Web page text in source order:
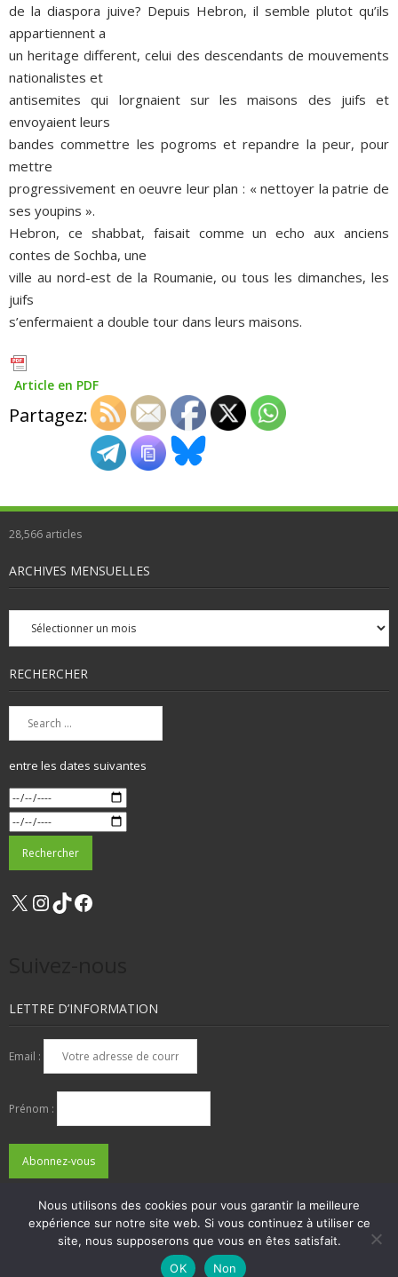
de la diaspora juive? Depuis Hebron, il semble plutot qu’ils
appartiennent a
un heritage different, celui des descendants de mouvements
nationalistes et
antisemites qui lorgnaient sur les maisons des juifs et
envoyaient leurs
bandes commettre les pogroms et repandre la peur, pour
mettre
progressivement en oeuvre leur plan : « nettoyer la patrie de
ses youpins ».
Hebron, ce shabbat, faisait comme un echo aux anciens
contes de Sochba, une
ville au nord-est de la Roumanie, ou tous les dimanches, les
juifs
s’enfermaient a double tour dans leurs maisons.
Article en PDF
Partagez:
28,566 articles
ARCHIVES MENSUELLES
Archives
mensuelles
RECHERCHER
entre les dates suivantes
X Instagram
TikTok
LETTRE D’INFORMATION
Email :
Prénom :
ADHÉSIONS, DONS, CONTACT
MENTIONS LÉGALES
Think Up Themes Ltd. Powered by
Nous utilisons des cookies pour vous garantir la meilleure
expérience sur notre site web. Si vous continuez à utiliser ce
site, nous supposerons que vous en êtes satisfait.
OK
Non